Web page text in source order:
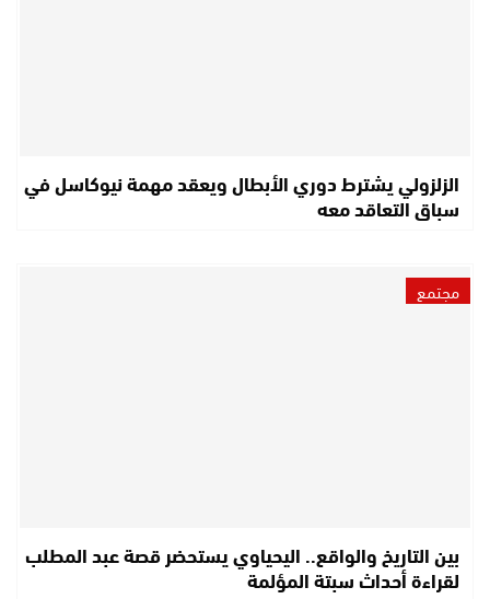
الزلزولي يشترط دوري الأبطال ويعقد مهمة نيوكاسل في
سباق التعاقد معه
مجتمع
بين التاريخ والواقع.. اليحياوي يستحضر قصة عبد المطلب
لقراءة أحداث سبتة المؤلمة